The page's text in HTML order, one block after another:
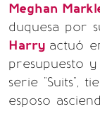
Meghan
duquesa por
Harry actuó
presupuesto
serie "Suits",
esposo